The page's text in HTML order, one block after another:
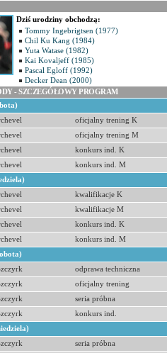
Dziś urodziny obchodzą:
Tommy Ingebrigtsen (1977)
Chil Ku Kang (1984)
Yuta Watase (1982)
Kai Kovaljeff (1985)
Pascal Egloff (1992)
Decker Dean (2000)
- SZCZEGÓŁOWY PROGRAM
oficjalny trening K
oficjalny trening M
konkurs ind. K
konkurs ind. M
kwalifikacje K
kwalifikacje M
konkurs ind. K
konkurs ind. M
odprawa techniczna
oficjalny trening
seria próbna
konkurs ind.
seria próbna